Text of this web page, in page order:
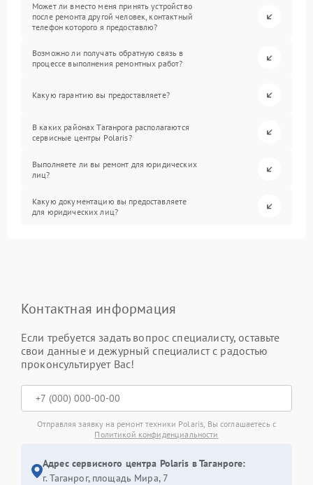
Может ли вместо меня принять устройство
после ремонта другой человек, контактный
телефон которого я предоставлю?
Возможно ли получать обратную связь в
процессе выполнения ремонтных работ?
Какую гарантию вы предоставляете?
В каких районах Таганрога располагаются
сервисные центры Polaris?
Выполняете ли вы ремонт для юридических
лиц?
Какую документацию вы предоставляете
для юридических лиц?
Контактная информация
Если требуется задать вопрос специалисту, оставьте
свои данные и дежурный специалист с радостью
проконсультирует Вас!
Отправляя заявку на ремонт техники Polaris, Вы соглашаетесь с
Политикой конфиденциальности
Адрес сервисного центра Polaris в Таганроге:
г. Таганрог, площадь Мира, 7